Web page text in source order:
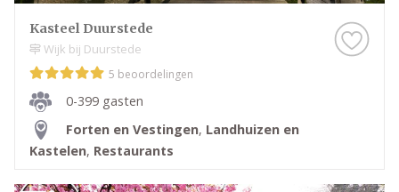
Kasteel Duurstede
Wijk bij Duurstede
5 beoordelingen
0-399 gasten
Forten en Vestingen, Landhuizen en
Kastelen, Restaurants